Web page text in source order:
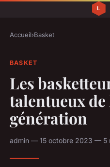
Accueil›Basket
BASKET
Les
talentueux
génération
admin — 15 octobre 2023 — 5